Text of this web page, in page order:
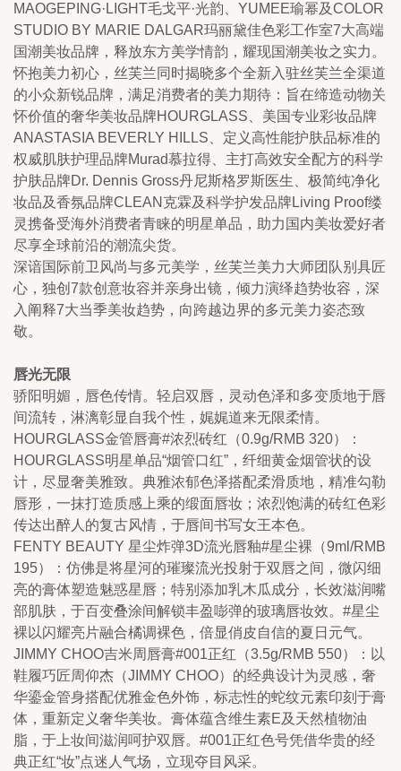
MAOGEPING·LIGHT毛戈平·光韵、YUMEE瑜幂及COLOR
STUDIO BY MARIE DALGAR玛丽黛佳色彩工作室7大高端
国潮美妆品牌，释放东方美学情韵，耀现国潮美妆之实力。
怀抱美力初心，丝芙兰同时揭晓多个全新入驻丝芙兰全渠道
的小众新锐品牌，满足消费者的美力期待：旨在缔造动物关
怀价值的奢华美妆品牌HOURGLASS、美国专业彩妆品牌
ANASTASIA BEVERLY HILLS、定义高性能护肤品标准的
权威肌肤护理品牌Murad慕拉得、主打高效安全配方的科学
护肤品牌Dr. Dennis Gross丹尼斯格罗斯医生、极简纯净化
妆品及香氛品牌CLEAN克霖及科学护发品牌Living Proof缕
灵携备受海外消费者青睐的明星单品，助力国内美妆爱好者
尽享全球前沿的潮流尖货。
深谙国际前卫风尚与多元美学，丝芙兰美力大师团队别具匠
心，独创7款创意妆容并亲身出镜，倾力演绎趋势妆容，深
入阐释7大当季美妆趋势，向跨越边界的多元美力姿态致
敬。
唇光无限
骄阳明媚，唇色传情。轻启双唇，灵动色泽和多变质地于唇
间流转，淋漓彰显自我个性，娓娓道来无限柔情。
HOURGLASS金管唇膏#浓烈砖红（0.9g/RMB 320）：
HOURGLASS明星单品“烟管口红”，纤细黄金烟管状的设
计，尽显奢美雅致。典雅浓郁色泽搭配柔滑质地，精准勾勒
唇形，一抹打造质感上乘的缎面唇妆；浓烈饱满的砖红色彩
传达出醉人的复古风情，于唇间书写女王本色。
FENTY BEAUTY 星尘炸弹3D流光唇釉#星尘裸（9ml/RMB
195）：仿佛是将星河的璀璨流光投射于双唇之间，微闪细
亮的膏体塑造魅惑星唇；特别添加乳木瓜成分，长效滋润嘴
部肌肤，于百变叠涂间解锁丰盈嘭弹的玻璃唇妆效。#星尘
裸以闪耀亮片融合橘调裸色，倍显俏皮自信的夏日元气。
JIMMY CHOO吉米周唇膏#001正红（3.5g/RMB 550）：以
鞋履巧匠周仰杰（JIMMY CHOO）的经典设计为灵感，奢
华鎏金管身搭配优雅金色外饰，标志性的蛇纹元素印刻于膏
体，重新定义奢华美妆。膏体蕴含维生素E及天然植物油
脂，于上妆间滋润呵护双唇。#001正红色号凭借华贵的经
典正红“妆”点迷人气场，立现夺目风采。